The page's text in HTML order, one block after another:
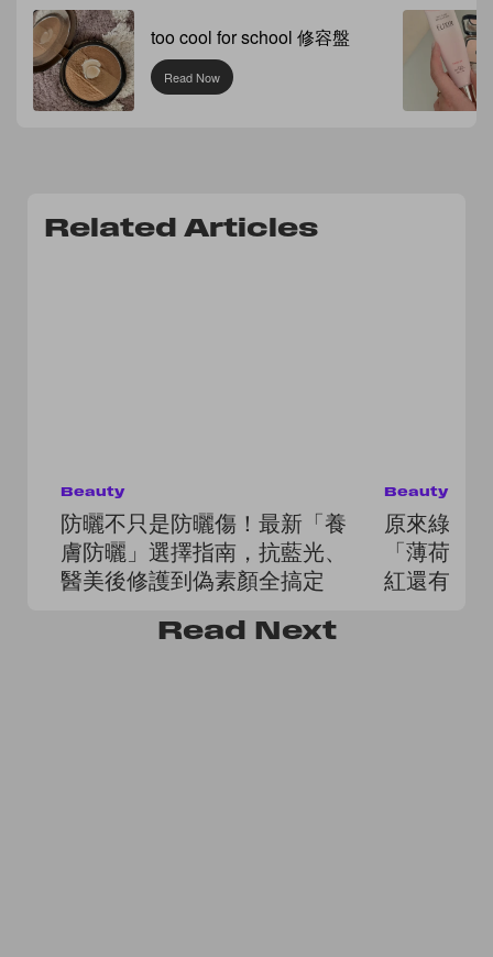
too cool for school 修容盤
Read Now
Related Articles
Beauty
防曬不只是防曬傷！最新「養
膚防曬」選擇指南，抗藍光、
醫美後修護到偽素顏全搞定
Beauty
原來綠色
「薄荷綠
紅還有仙
Read Next